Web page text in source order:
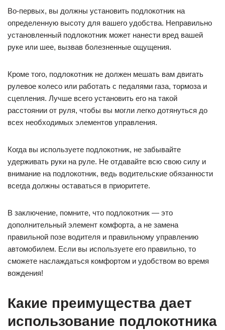
Во-первых, вы должны установить подлокотник на
определенную высоту для вашего удобства. Неправильно
установленный подлокотник может нанести вред вашей
руке или шее, вызвав болезненные ощущения.
Кроме того, подлокотник не должен мешать вам двигать
рулевое колесо или работать с педалями газа, тормоза и
сцепления. Лучше всего установить его на такой
расстоянии от руля, чтобы вы могли легко дотянуться до
всех необходимых элементов управления.
Когда вы используете подлокотник, не забывайте
удерживать руки на руле. Не отдавайте всю свою силу и
внимание на подлокотник, ведь водительские обязанности
всегда должны оставаться в приоритете.
В заключение, помните, что подлокотник — это
дополнительный элемент комфорта, а не замена
правильной позе водителя и правильному управлению
автомобилем. Если вы используете его правильно, то
сможете наслаждаться комфортом и удобством во время
вождения!
Какие преимущества дает
использование подлокотника